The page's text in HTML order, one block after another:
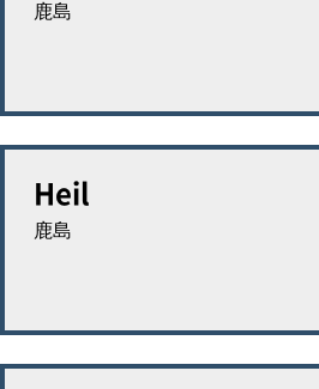
鹿島
Heil
鹿島